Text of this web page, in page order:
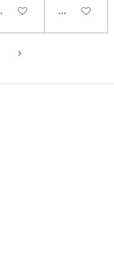
AL CARRELLO
AGGIUNGI